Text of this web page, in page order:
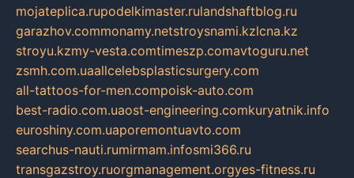
mojateplica.rupodelkimaster.rulandshaftblog.ru
garazhov.commonamy.netstroysnami.kzlcna.kz
stroyu.kzmy-vesta.comtimeszp.comavtoguru.net
zsmh.com.uaallcelebsplasticsurgery.com
all-tattoos-for-men.compoisk-auto.com
best-radio.com.uaost-engineering.comkuryatnik.info
euroshiny.com.uaporemontuavto.com
searchus-nauti.rumirmam.infosmi366.ru
transgazstroy.ruorgmanagement.orgyes-fitness.ru